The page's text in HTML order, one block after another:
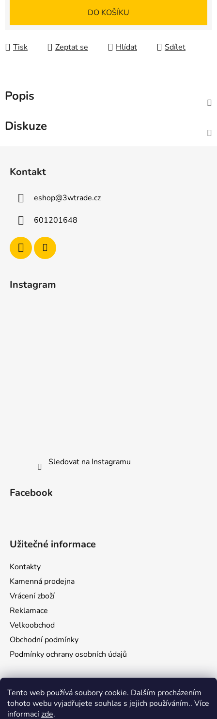
Tento web používá soubory cookie. Dalším procházením
tohoto webu vyjadřujete souhlas s jejich používáním.. Více
informacízde.
DO KOŠÍKU
Tisk Zeptat se Hlídat Sdílet
Popis
Diskuze
Kontakt
eshop@3wtrade.cz
601201648
Instagram
Sledovat na Instagramu
Facebook
Užitečné informace
Kontakty
Kamenná prodejna
Vrácení zboží
Reklamace
Velkoobchod
Obchodní podmínky
Podmínky ochrany osobních údajů
Aktuality
Jak namontovat a nastřelit puškohled na zbraň